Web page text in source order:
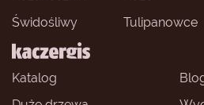
Katalog
Świdośliwy
Tulipanowce